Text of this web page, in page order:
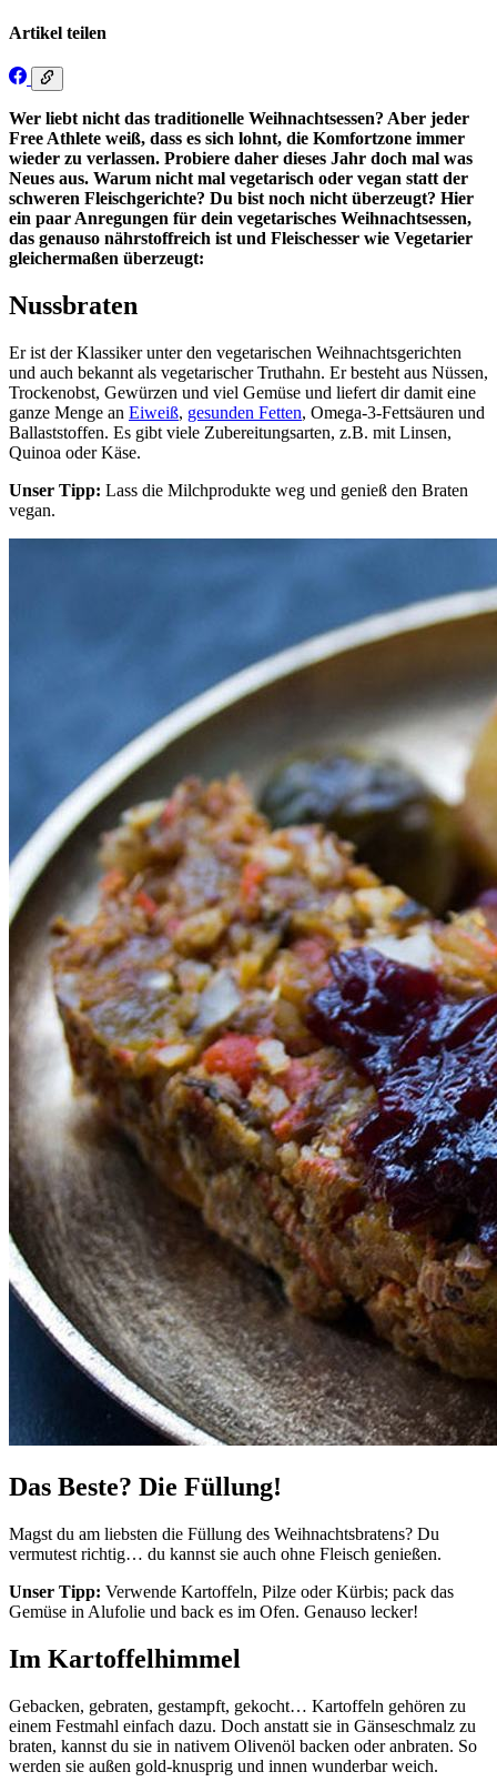
Artikel teilen
Wer liebt nicht das traditionelle Weihnachtsessen? Aber jeder
Free Athlete weiß, dass es sich lohnt, die Komfortzone immer
wieder zu verlassen. Probiere daher dieses Jahr doch mal was
Neues aus. Warum nicht mal vegetarisch oder vegan statt der
schweren Fleischgerichte? Du bist noch nicht überzeugt? Hier
ein paar Anregungen für dein vegetarisches Weihnachtsessen,
das genauso nährstoffreich ist und Fleischesser wie Vegetarier
gleichermaßen überzeugt:
Nussbraten
Er ist der Klassiker unter den vegetarischen Weihnachtsgerichten
und auch bekannt als vegetarischer Truthahn. Er besteht aus Nüssen,
Trockenobst, Gewürzen und viel Gemüse und liefert dir damit eine
ganze Menge an Eiweiß, gesunden Fetten, Omega-3-Fettsäuren und
Ballaststoffen. Es gibt viele Zubereitungsarten, z.B. mit Linsen,
Quinoa oder Käse.
Unser Tipp: Lass die Milchprodukte weg und genieß den Braten
vegan.
Das Beste? Die Füllung!
Magst du am liebsten die Füllung des Weihnachtsbratens? Du
vermutest richtig… du kannst sie auch ohne Fleisch genießen.
Unser Tipp: Verwende Kartoffeln, Pilze oder Kürbis; pack das
Gemüse in Alufolie und back es im Ofen. Genauso lecker!
Im Kartoffelhimmel
Gebacken, gebraten, gestampft, gekocht… Kartoffeln gehören zu
einem Festmahl einfach dazu. Doch anstatt sie in Gänseschmalz zu
braten, kannst du sie in nativem Olivenöl backen oder anbraten. So
werden sie außen gold-knusprig und innen wunderbar weich.